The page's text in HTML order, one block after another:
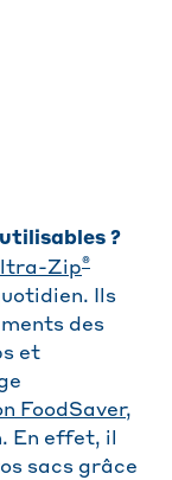
?
Zip®
Ils
des
et
FoodSaver,
En effet, il
sacs grâce